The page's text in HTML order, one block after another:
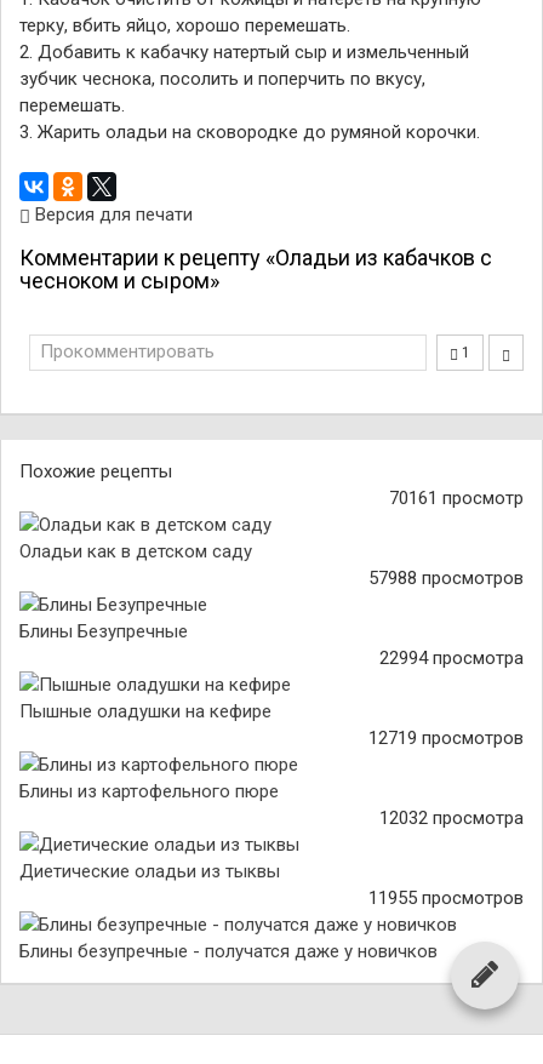
терку, вбить яйцо, хорошо перемешать.
2. Добавить к кабачку натертый сыр и измельченный
зубчик чеснока, посолить и поперчить по вкусу,
перемешать.
3. Жарить оладьи на сковородке до румяной корочки.
Версия для печати
Комментарии к рецепту «Оладьи из кабачков с
чесноком и сыром»
1
Прокомментировать
Похожие рецепты
70161 просмотр
Оладьи как в детском саду
57988 просмотров
Блины Безупречные
22994 просмотра
Пышные оладушки на кефире
12719 просмотров
Блины из картофельного пюре
12032 просмотра
Диетические оладьи из тыквы
11955 просмотров
Блины безупречные - получатся даже у новичков